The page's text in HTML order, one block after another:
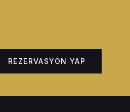
REZERVASYON YAP